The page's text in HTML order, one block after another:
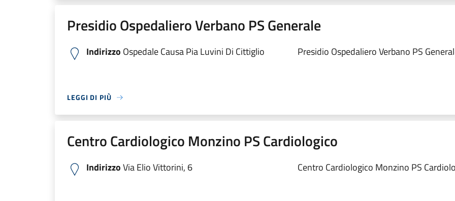
Presidio Ospedaliero Verbano PS Generale
Indirizzo Ospedale Causa Pia Luvini Di Cittiglio Presidio Ospedaliero Verbano PS
LEGGI DI PIÙ
Centro Cardiologico Monzino PS Cardiologico
IndirizzoVia Elio Vittorini, 6 Centro Cardiologico Monzino PS